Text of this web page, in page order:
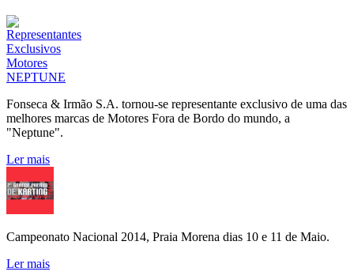
Fonseca & Irmão S.A. tornou-se representante exclusivo de uma das
melhores marcas de Motores Fora de Bordo do mundo, a
"Neptune".
Ler mais
Campeonato Nacional 2014, Praia Morena dias 10 e 11 de Maio.
Ler mais